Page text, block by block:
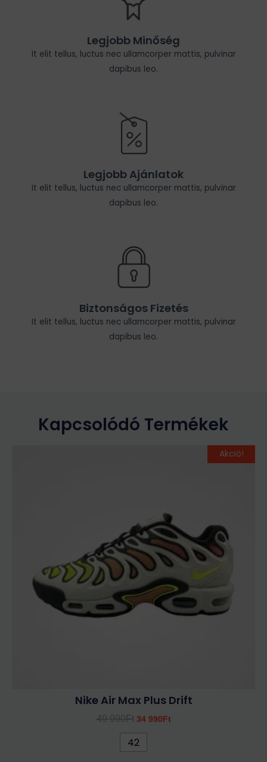
Legjobb Minőség
It elit tellus, luctus nec ullamcorper mattis, pulvinar
dapibus leo.
Legjobb Ajánlatok
It elit tellus, luctus nec ullamcorper mattis, pulvinar
dapibus leo.
Biztonságos Fizetés
It elit tellus, luctus nec ullamcorper mattis, pulvinar
dapibus leo.
Kapcsolódó Termékek
Akció!
Nike Air Max Plus Drift
49 990Ft 34 990Ft
variációja
van.
A
változatok
a
termékoldalon
választhatók
42